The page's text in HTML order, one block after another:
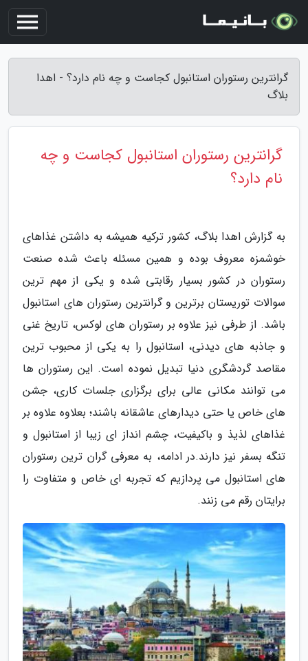
گرانترین رستوران استانبول کجاست و چه نام دارد؟ - اهدا
بلاگ
گرانترین رستوران استانبول کجاست و چه
نام دارد؟
به گزارش اهدا بلاگ، کشور ترکیه همیشه به داشتن غذاهای
خوشمزه معروف بوده و همین مسئله باعث شده صنعت
رستوران در کشور بسیار رقابتی شده و یکی از مهم ترین
سوالات توریستان برترین و گرانترین رستوران های استانبول
باشد. از طرفی نیز علاوه بر رستوران های لوکس، تاریخ غنی
و جاذبه های دیدنی، استانبول را به یکی از محبوب ترین
مقاصد گردشگری دنیا تبدیل نموده است. این رستوران ها
می توانند مکانی عالی برای برگزاری جلسات کاری، جشن
های خاص یا حتی دیدارهای عاشقانه باشند؛ بعلاوه علاوه بر
غذاهای لذیذ و باکیفیت، چشم انداز ای زیبا از استانبول و
تنگه بسفر نیز دارند.در ادامه، به معرفی گران ترین رستوران
های استانبول می پردازیم که تجربه ای خاص و متفاوت را
برایتان رقم می زنند.